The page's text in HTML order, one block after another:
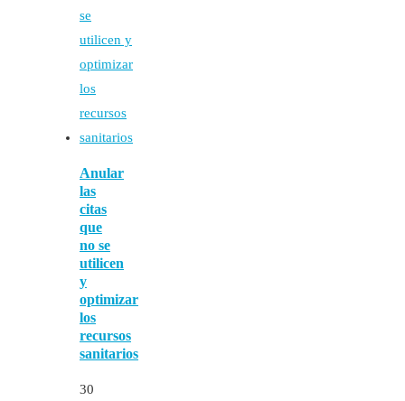
Anular
las
citas
que
no se
utilicen
y
optimizar
los
recursos
sanitarios
30